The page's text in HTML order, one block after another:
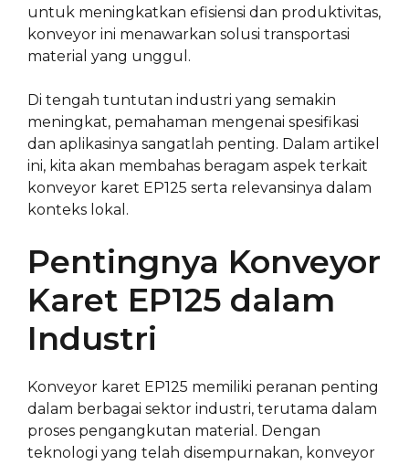
untuk meningkatkan efisiensi dan produktivitas,
konveyor ini menawarkan solusi transportasi
material yang unggul.
Di tengah tuntutan industri yang semakin
meningkat, pemahaman mengenai spesifikasi
dan aplikasinya sangatlah penting. Dalam artikel
ini, kita akan membahas beragam aspek terkait
konveyor karet EP125 serta relevansinya dalam
konteks lokal.
Pentingnya Konveyor
Karet EP125 dalam
Industri
Konveyor karet EP125 memiliki peranan penting
dalam berbagai sektor industri, terutama dalam
proses pengangkutan material. Dengan
teknologi yang telah disempurnakan, konveyor